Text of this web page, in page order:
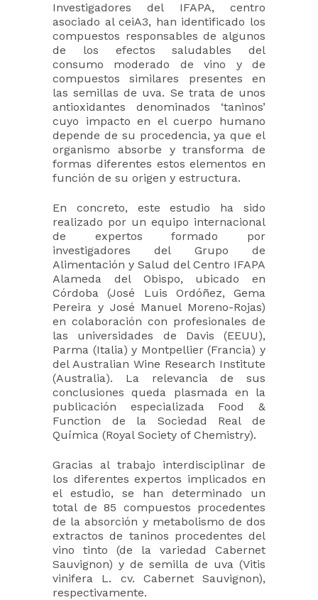
Investigadores del IFAPA, centro
asociado al ceiA3, han identificado los
compuestos responsables de algunos
de los efectos saludables del
consumo moderado de vino y de
compuestos similares presentes en
las semillas de uva. Se trata de unos
antioxidantes denominados ‘taninos’
cuyo impacto en el cuerpo humano
depende de su procedencia, ya que el
organismo absorbe y transforma de
formas diferentes estos elementos en
función de su origen y estructura.
En concreto, este estudio ha sido
realizado por un equipo internacional
de expertos formado por
investigadores del Grupo de
Alimentación y Salud del Centro IFAPA
Alameda del Obispo, ubicado en
Córdoba (José Luis Ordóñez, Gema
Pereira y José Manuel Moreno-Rojas)
en colaboración con profesionales de
las universidades de Davis (EEUU),
Parma (Italia) y Montpellier (Francia) y
del Australian Wine Research Institute
(Australia). La relevancia de sus
conclusiones queda plasmada en la
publicación especializada Food &
Function de la Sociedad Real de
Química (Royal Society of Chemistry).
Gracias al trabajo interdisciplinar de
los diferentes expertos implicados en
el estudio, se han determinado un
total de 85 compuestos procedentes
de la absorción y metabolismo de dos
extractos de taninos procedentes del
vino tinto (de la variedad Cabernet
Sauvignon) y de semilla de uva (Vitis
vinifera L. cv. Cabernet Sauvignon),
respectivamente.